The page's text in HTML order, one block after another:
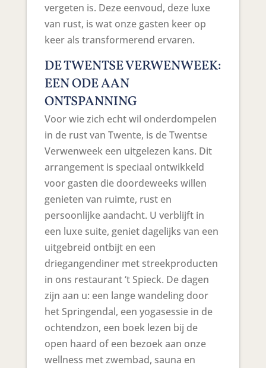
vergeten is. Deze eenvoud, deze luxe
van rust, is wat onze gasten keer op
keer als transformerend ervaren.
DE TWENTSE VERWENWEEK:
EEN ODE AAN
ONTSPANNING
Voor wie zich echt wil onderdompelen
in de rust van Twente, is de Twentse
Verwenweek een uitgelezen kans. Dit
arrangement is speciaal ontwikkeld
voor gasten die doordeweeks willen
genieten van ruimte, rust en
persoonlijke aandacht. U verblijft in
een luxe suite, geniet dagelijks van een
uitgebreid ontbijt en een
driegangendiner met streekproducten
in ons restaurant ‘t Spieck. De dagen
zijn aan u: een lange wandeling door
het Springendal, een yogasessie in de
ochtendzon, een boek lezen bij de
open haard of een bezoek aan onze
wellness met zwembad, sauna en